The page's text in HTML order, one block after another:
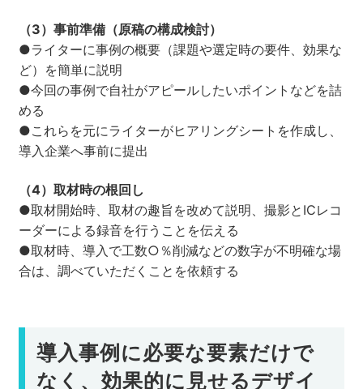
（3）事前準備（原稿の構成検討）
●ライターに事例の概要（課題や選定時の要件、効果な
ど）を簡単に説明
●今回の事例で自社がアピールしたいポイントなどを詰
める
●これらを元にライターがヒアリングシートを作成し、
導入企業へ事前に提出
（4）取材時の根回し
●取材開始時、取材の趣旨を改めて説明、撮影とICレコ
ーダーによる録音を行うことを伝える
●取材時、導入で工数○％削減などの数字が不明確な場
合は、調べていただくことを依頼する
導入事例に必要な要素だけで
なく、効果的に見せるデザイ